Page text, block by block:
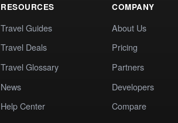
RESOURCES
Travel Guides
Travel Deals
Travel Glossary
News
Help Center
COMPANY
About Us
Pricing
Partners
Developers
Compare